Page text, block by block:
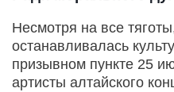
Несмотря на все
останавливалась
призывном пункте 25
артисты алтайского